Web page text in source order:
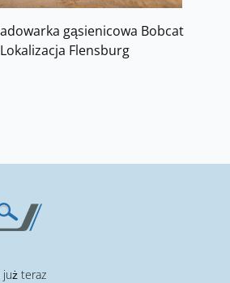
gąsienicowa Bobcat
Flensburg
już teraz